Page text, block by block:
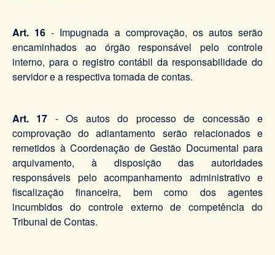
Art. 16- Impugnada a comprovação, os autos serão
encaminhados ao órgão responsável pelo controle
interno, para o registro contábil da responsabilidade do
servidor e a respectiva tomada de contas.
Art. 17 - Os autos do processo de concessão e
comprovação do adiantamento serão relacionados e
remetidos à Coordenação de Gestão Documental para
arquivamento, à disposição das autoridades
responsáveis pelo acompanhamento administrativo e
fiscalização financeira, bem como dos agentes
incumbidos do controle externo de competência do
Tribunal de Contas.